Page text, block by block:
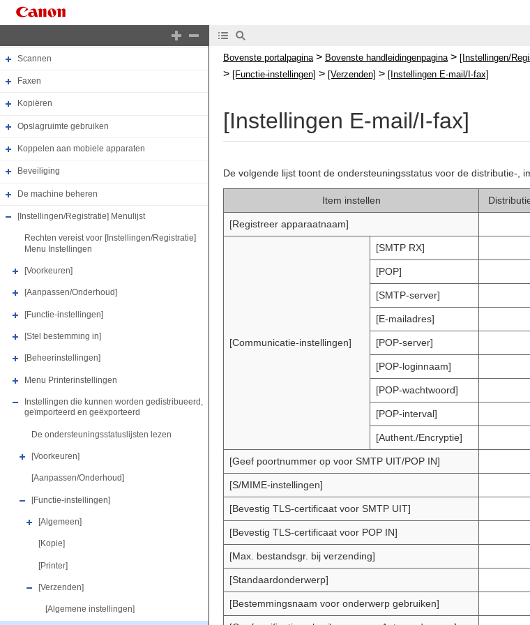
Basishandelingen
Scannen
Faxen
Kopiëren
Opslagruimte gebruiken
Koppelen aan mobiele apparaten
Beveiliging
De machine beheren
[Instellingen/Registratie] Menulijst
Rechten vereist voor [Instellingen/Registratie]
Menu Instellingen
[Voorkeuren]
[Aanpassen/Onderhoud]
[Functie-instellingen]
[Stel bestemming in]
[Beheerinstellingen]
Menu Printerinstellingen
Instellingen die kunnen worden gedistribueerd,
geïmporteerd en geëxporteerd
De ondersteuningsstatuslijsten lezen
[Voorkeuren]
[Aanpassen/Onderhoud]
[Functie-instellingen]
[Algemeen]
[Kopie]
[Printer]
[Verzenden]
[Algemene instellingen]
Bovenste portalpagina > Bovenste handleidingenpagina > [Instellingen/
> [Functie-instellingen] > [Verzenden] > [Instellingen E-mail/I-fax]
[Instellingen E-mail/I-fax]
De volgende lijst toont de ondersteuningsstatus voor de distributie-,
Item instellen
[Registreer apparaatnaam]
[Communicatie-instellingen]
[SMTP RX]
[POP]
[SMTP-server]
[E-mailadres]
[POP-server]
[POP-loginnaam]
[POP-wachtwoord]
[POP-interval]
[Authent./Encryptie]
[Geef poortnummer op voor SMTP UIT/POP IN]
[S/MIME-instellingen]
[Bevestig TLS-certificaat voor SMTP UIT]
[Bevestig TLS-certificaat voor POP IN]
[Max. bestandsgr. bij verzending]
[Standaardonderwerp]
[Bestemmingsnaam voor onderwerp gebruiken]